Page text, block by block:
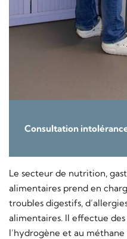
Consultation
Le secteur de nutrition,
alimentaires prend en
troubles digestifs,
alimentaires. Il effectue
l’hydrogène et au